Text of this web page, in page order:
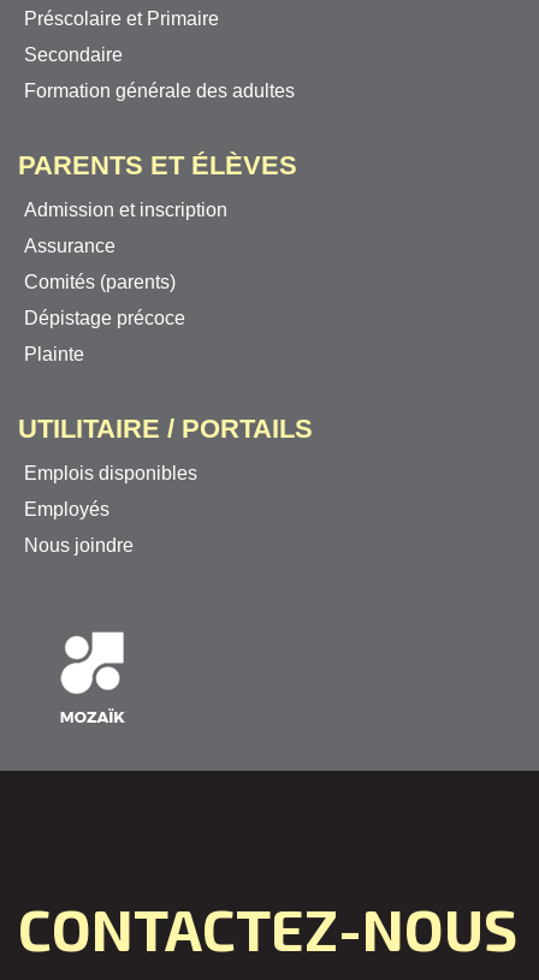
Préscolaire et Primaire
Secondaire
Formation générale des adultes
PARENTS ET ÉLÈVES
Admission et inscription
Assurance
Comités (parents)
Dépistage précoce
Plainte
UTILITAIRE / PORTAILS
Emplois disponibles
Employés
Nous joindre
CONTACTEZ-NOUS